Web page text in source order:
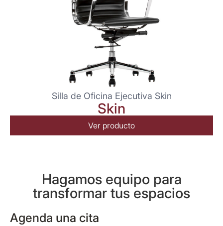
Silla de Oficina Ejecutiva Skin
Skin
Ver producto
Hagamos equipo para
transformar tus espacios
Agenda una cita